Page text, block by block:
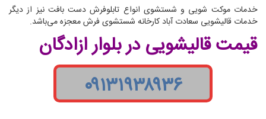
خدمات موکت شویی و شستشوی انواع تابلوفرش دست بافت نیز از دیگر
خدمات قالیشویی سعادت آباد کارخانه شستشوی فرش معجزه می‌باشد.
قیمت قالیشویی در بلوار ازادگان
۰۹۱۳۱۹۳۸۹۳۶